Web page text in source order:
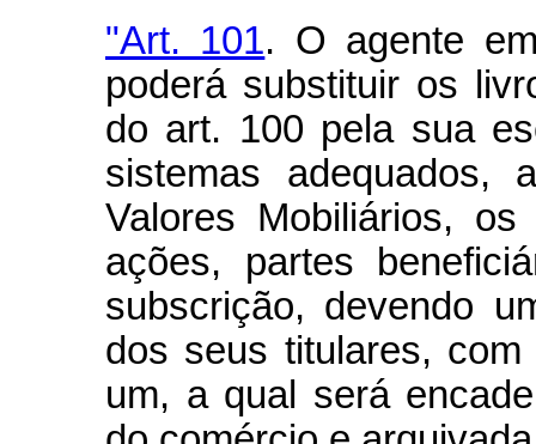
"Art. 101. O agente
poderá substituir os
do art. 100 pela sua
sistemas adequados,
Valores Mobiliários,
ações, partes
subscrição, devendo
dos seus titulares,
um, a qual será